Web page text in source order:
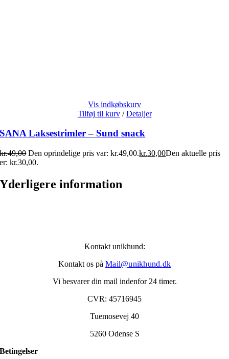
Vis indkøbskurv
Tilføj til kurv / Detaljer
SANA Laksestrimler – Sund snack
kr.49,00 Den oprindelige pris var: kr.49,00.kr.30,00Den aktuelle pris
er: kr.30,00.
Yderligere information
Kontakt unikhund:
Kontakt os på Mail@unikhund.dk
Vi besvarer din mail indenfor 24 timer.
CVR: 45716945
Tuemosevej 40
5260 Odense S
Betingelser